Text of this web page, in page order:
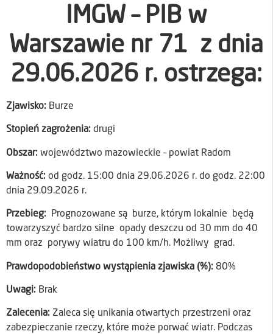
IMGW – PIB w
Warszawie nr 71 z dnia
29.06.2026 r. ostrzega:
Zjawisko: Burze
Stopień zagrożenia: drugi
Obszar: województwo mazowieckie – powiat Radom
Ważność: od godz. 15:00 dnia 29.06.2026 r. do godz. 22:00
dnia 29.09.2026 r.
Przebieg: Prognozowane są burze, którym lokalnie będą
towarzyszyć bardzo silne opady deszczu od 30 mm do 40
mm oraz porywy wiatru do 100 km/h. Możliwy grad.
Prawdopodobieństwo wystąpienia zjawiska (%): 80%
Uwagi: Brak
Zalecenia: Zaleca się unikania otwartych przestrzeni oraz
zabezpieczanie rzeczy, które może porwać wiatr. Podczas